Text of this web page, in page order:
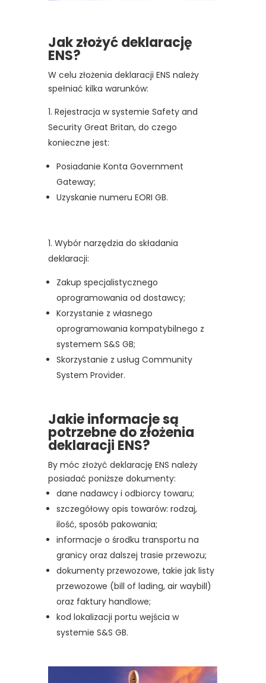
Jak złożyć deklarację
ENS?
W celu złożenia deklaracji ENS należy
spełniać kilka warunków:
Rejestracja w systemie Safety and
Security Great Britan, do czego
konieczne jest:
Posiadanie Konta Government
Gateway;
Uzyskanie numeru EORI GB.
Wybór narzędzia do składania
deklaracji:
Zakup specjalistycznego
oprogramowania od dostawcy;
Korzystanie z własnego
oprogramowania kompatybilnego z
systemem S&S GB;
Skorzystanie z usług Community
System Provider.
Jakie informacje są
potrzebne do złożenia
deklaracji ENS?
By móc złożyć deklarację ENS należy
posiadać poniższe dokumenty:
dane nadawcy i odbiorcy towaru;
szczegółowy opis towarów: rodzaj,
ilość, sposób pakowania;
informacje o środku transportu na
granicy oraz dalszej trasie przewozu;
dokumenty przewozowe, takie jak listy
przewozowe (bill of lading, air waybill)
oraz faktury handlowe;
kod lokalizacji portu wejścia w
systemie S&S GB.